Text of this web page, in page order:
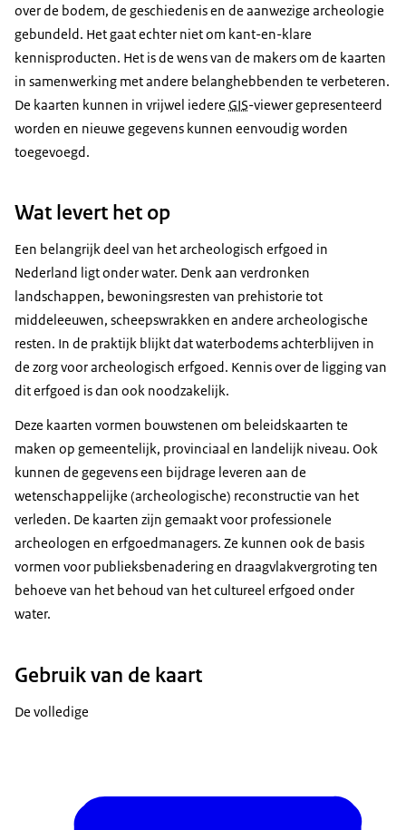
over de bodem, de geschiedenis en de aanwezige archeologie
gebundeld. Het gaat echter niet om kant-en-klare
kennisproducten. Het is de wens van de makers om de kaarten
in samenwerking met andere belanghebbenden te verbeteren.
De kaarten kunnen in vrijwel iedere GIS-viewer gepresenteerd
worden en nieuwe gegevens kunnen eenvoudig worden
toegevoegd.
Wat levert het op
Een belangrijk deel van het archeologisch erfgoed in
Nederland ligt onder water. Denk aan verdronken
landschappen, bewoningsresten van prehistorie tot
middeleeuwen, scheepswrakken en andere archeologische
resten. In de praktijk blijkt dat waterbodems achterblijven in
de zorg voor archeologisch erfgoed. Kennis over de ligging van
dit erfgoed is dan ook noodzakelijk.
Deze kaarten vormen bouwstenen om beleidskaarten te
maken op gemeentelijk, provinciaal en landelijk niveau. Ook
kunnen de gegevens een bijdrage leveren aan de
wetenschappelijke (archeologische) reconstructie van het
verleden. De kaarten zijn gemaakt voor professionele
archeologen en erfgoedmanagers. Ze kunnen ook de basis
vormen voor publieksbenadering en draagvlakvergroting ten
behoeve van het behoud van het cultureel erfgoed onder
water.
Gebruik van de kaart
De volledige